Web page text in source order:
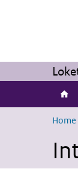
Home